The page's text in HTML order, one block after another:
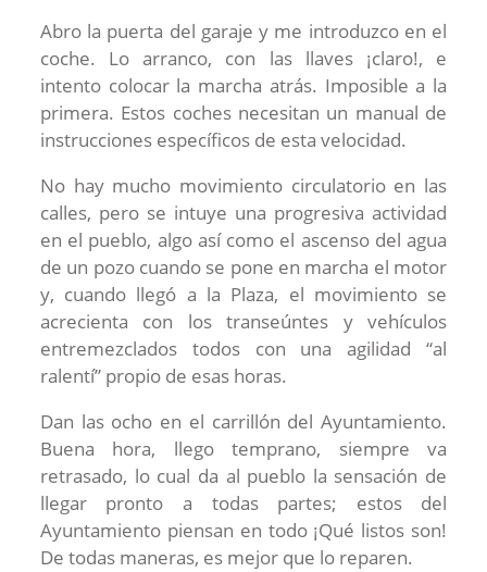
Abro la puerta del garaje y me introduzco en el
coche. Lo arranco, con las llaves ¡claro!, e
intento colocar la marcha atrás. Imposible a la
primera. Estos coches necesitan un manual de
instrucciones específicos de esta velocidad.
No hay mucho movimiento circulatorio en las
calles, pero se intuye una progresiva actividad
en el pueblo, algo así como el ascenso del agua
de un pozo cuando se pone en marcha el motor
y, cuando llegó a la Plaza, el movimiento se
acrecienta con los transeúntes y vehículos
entremezclados todos con una agilidad “al
ralentí” propio de esas horas.
Dan las ocho en el carrillón del Ayuntamiento.
Buena hora, llego temprano, siempre va
retrasado, lo cual da al pueblo la sensación de
llegar pronto a todas partes; estos del
Ayuntamiento piensan en todo ¡Qué listos son!
De todas maneras, es mejor que lo reparen.